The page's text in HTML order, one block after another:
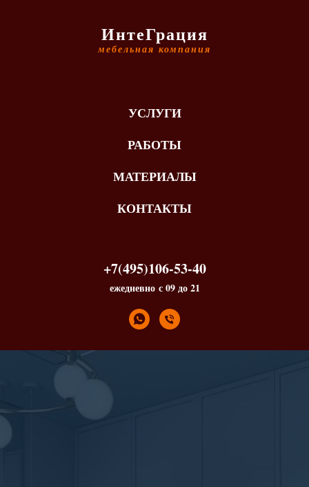
ИнтеГрация
мебельная компания
УСЛУГИ
РАБОТЫ
МАТЕРИАЛЫ
КОНТАКТЫ
+7(495)106-53-40
ежедневно с 09 до 21